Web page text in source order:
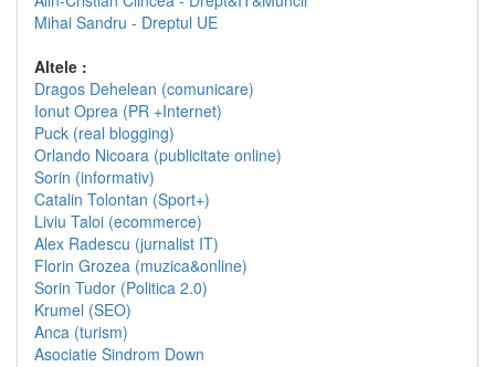
Mihai Sandru - Dreptul UE
Altele :
Dragos Dehelean (comunicare)
Ionut Oprea (PR +Internet)
Puck (real blogging)
Orlando Nicoara (publicitate online)
Sorin (informativ)
Catalin Tolontan (Sport+)
Liviu Taloi (ecommerce)
Alex Radescu (jurnalist IT)
Florin Grozea (muzica&online)
Sorin Tudor (Politica 2.0)
Krumel (SEO)
Anca (turism)
Asociatie Sindrom Down